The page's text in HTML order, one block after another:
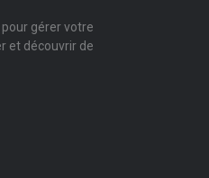
gérer votre
et découvrir de